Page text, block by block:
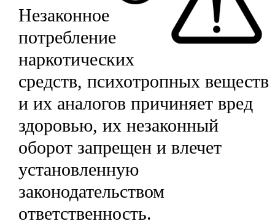
Незаконное
потребление
наркотических
средств, психотропных веществ
и их аналогов причиняет вред
здоровью, их незаконный
оборот запрещен и влечет
установленную
законодательством
ответственность.